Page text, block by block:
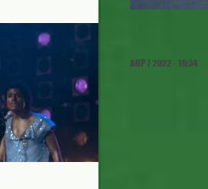
ΑΠΡ 7 2022 - 10:34